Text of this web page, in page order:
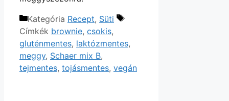
Kategória Recept, Süti
Címkék brownie, csokis,
gluténmentes, laktózmentes,
meggy, Schaer mix B,
tejmentes, tojásmentes, vegán